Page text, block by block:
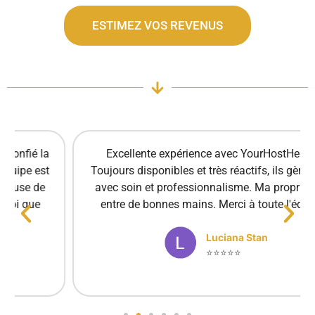
ESTIMEZ VOS REVENUS
Excellente expérience avec YourHostHelper !
Toujours disponibles et très réactifs, ils gèrent tout
avec soin et professionnalisme. Ma propriété est
entre de bonnes mains. Merci à toute l'équipe !
Luciana Stan
⭐⭐⭐⭐⭐